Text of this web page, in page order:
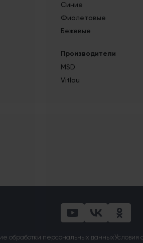
Синие
Фиолетовые
Бежевые
Производители
MSD
Vitlau
обработки персональных данныхУсловия